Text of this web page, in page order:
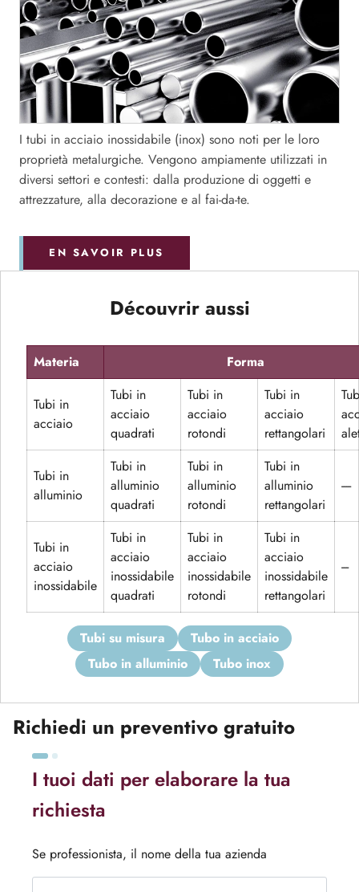
I tubi in acciaio inossidabile (inox) sono noti per le loro
proprietà metalurgiche. Vengono ampiamente utilizzati in
diversi settori e contesti: dalla produzione di oggetti e
attrezzature, alla decorazione e al fai-da-te.
EN SAVOIR PLUS
Découvrir aussi
Materia Forma
Tubi in
acciaio
Tubi in
acciaio
quadrati
Tubi in
acciaio
rotondi
Tubi in
acciaio
rettangolari
Tubi in
alluminio
Tubi in
alluminio
quadrati
Tubi in
alluminio
rotondi
Tubi in
alluminio
rettangolari
----
Tubi in
acciaio
inossidabile
Tubi in
acciaio
inossidabile
quadrati
Tubi in
acciaio
inossidabile
rotondi
Tubi in
acciaio
inossidabile
rettangolari
---
tubi su misura
tubo in acciaio
tubo in alluminio
tubo inox
Richiedi un preventivo gratuito
I tuoi dati per elaborare la tua
richiesta
Se professionista, il nome della tua azienda